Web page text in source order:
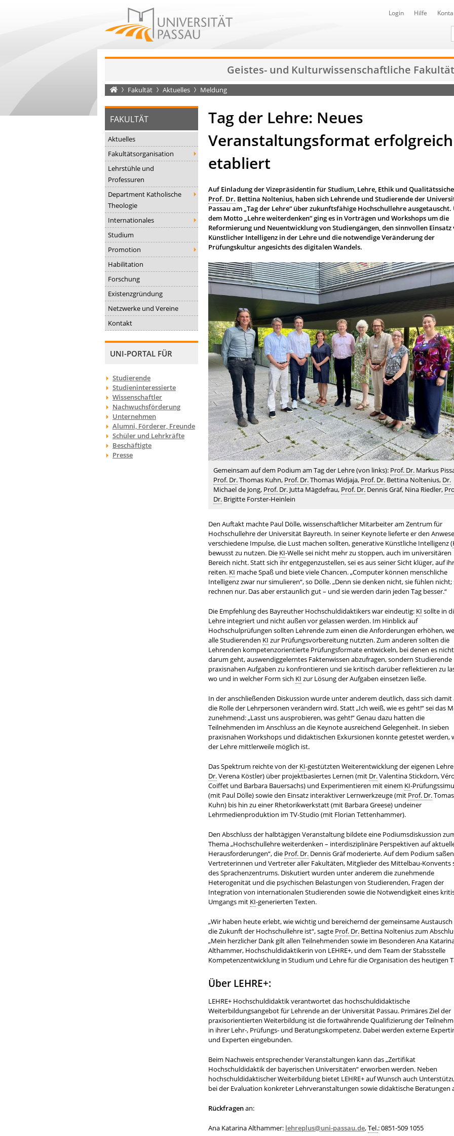
Login Hilfe
Geistes- und Kulturwissenschaftliche Fakultät
Startseite
Fakultät Aktuelles Meldung
FAKULTÄT
Aktuelles
Fakultätsorganisation
Lehrstühle und
Professuren
Department Katholische
Theologie
Internationales
Studium
Promotion
Habilitation
Forschung
Existenzgründung
Netzwerke und Vereine
Kontakt
UNI-PORTAL FÜR
Studierende
Studieninteressierte
Wissenschaftler
Nachwuchsförderung
Unternehmen
Alumni, Förderer, Freunde
Schüler und Lehrkräfte
Beschäftigte
Presse
Tag der Lehre: Neues
Veranstaltungsformat erfolgreich
etabliert
Auf Einladung der Vizepräsidentin für Studium, Lehre, Ethik und
Prof. Dr. Bettina Noltenius, haben sich Lehrende und Studierende der
Passau am „Tag der Lehre“ über zukunftsfähige Hochschullehre
dem Motto „Lehre weiterdenken“ ging es in Vorträgen und Workshops um die
Reformierung und Neuentwicklung von Studiengängen, den sinnvollen Einsatz
Künstlicher Intelligenz in der Lehre und die notwendige Veränderung der
Prüfungskultur angesichts des digitalen Wandels.
Gemeinsam auf dem Podium am Tag der Lehre (von links): Prof. Dr. Markus
Prof. Dr.Thomas Kuhn, Prof. Dr.Thomas Widjaja, Prof. Dr. Bettina Noltenius, Dr.
Michael de Jong, Prof. Dr. Jutta Mägdefrau, Prof. Dr. Dennis Gräf, Nina Riedler,
Dr. Brigitte Forster-Heinlein
Den Auftakt machte Paul Dölle, wissenschaftlicher Mitarbeiter am Zentrum für
Hochschullehre der Universität Bayreuth. In seiner Keynote lieferte er den
verschiedene Impulse, die Lust machen sollten, generative Künstliche Intelligenz (
bewusst zu nutzen. Die KI-Welle sei nicht mehr zu stoppen, auch im universitären
Bereich nicht. Statt sich ihr entgegenzustellen, sei es aus seiner Sicht klüger, auf
reiten. KI mache Spaß und biete viele Chancen. „Computer können menschliche
Intelligenz zwar nur simulieren“, so Dölle. „Denn sie denken nicht, sie fühlen nicht;
rechnen nur. Das aber erstaunlich gut – und sie werden darin jeden Tag besser.“
Die Empfehlung des Bayreuther Hochschuldidaktikers war eindeutig: KI sollte in
Lehre integriert und nicht außen vor gelassen werden. Im Hinblick auf
Hochschulprüfungen sollten Lehrende zum einen die Anforderungen erhöhen,
alle Studierenden KI zur Prüfungsvorbereitung nutzten. Zum anderen sollten die
Lehrenden kompetenzorientierte Prüfungsformate entwickeln, bei denen es nicht
darum geht, auswendiggelerntes Faktenwissen abzufragen, sondern
praxisnahen Aufgaben zu konfrontieren und sie kritisch darüber reflektieren zu
wo und in welcher Form sich KI zur Lösung der Aufgaben einsetzen ließe.
In der anschließenden Diskussion wurde unter anderem deutlich, dass sich damit
die Rolle der Lehrpersonen verändern wird. Statt „Ich weiß, wie es geht!“ sei das
zunehmend: „Lasst uns ausprobieren, was geht!“ Genau dazu hatten die
Teilnehmenden im Anschluss an die Keynote ausreichend Gelegenheit. In sieben
praxisnahen Workshops und didaktischen Exkursionen konnte getestet werden,
der Lehre mittlerweile möglich ist.
Das Spektrum reichte von der KI-gestützten Weiterentwicklung der eigenen
Dr.Verena Köstler) über projektbasiertes Lernen (mit Dr.Valentina Stickdorn,
Coiffet und Barbara Bauersachs) und Experimentieren mit einem KI-
(mit Paul Dölle) sowie den Einsatz interaktiver Lernwerkzeuge (mit Prof. Dr.Tomas
Kuhn) bis hin zu einer Rhetorikwerkstatt (mit Barbara Greese) undeiner
Lehrmedienproduktion im TV-Studio (mit Florian Tettenhammer).
Den Abschluss der halbtägigen Veranstaltung bildete eine Podiumsdiskussion
Thema „Hochschullehre weiterdenken – interdisziplinäre Perspektiven auf
Herausforderungen“, die Prof. Dr. Dennis Gräf moderierte. Auf dem Podium saßen
Vertreterinnen und Vertreter aller Fakultäten, Mitglieder des Mittelbau-Konvents
des Sprachenzentrums. Diskutiert wurden unter anderem die zunehmende
Heterogenität und die psychischen Belastungen von Studierenden, Fragen der
Integration von internationalen Studierenden sowie die Notwendigkeit eines
Umgangs mit KI-generierten Texten.
„Wir haben heute erlebt, wie wichtig und bereichernd der gemeinsame
die Zukunft der Hochschullehre ist“, sagte Prof. Dr. Bettina Noltenius zum
„Mein herzlicher Dank gilt allen Teilnehmenden sowie im Besonderen Ana
Althammer, Hochschuldidaktikerin von LEHRE+, und dem Team der Stabsstelle
Kompetenzentwicklung in Studium und Lehre für die Organisation des heutigen
Über LEHRE+:
LEHRE+ Hochschuldidaktik verantwortet das hochschuldidaktische
Weiterbildungsangebot für Lehrende an der Universität Passau. Primäres Ziel der
praxisorientierten Weiterbildung ist die fortwährende Qualifizierung der
in ihrer Lehr-, Prüfungs- und Beratungskompetenz. Dabei werden externe
und Experten eingebunden.
Beim Nachweis entsprechender Veranstaltungen kann das „Zertifikat
Hochschuldidaktik der bayerischen Universitäten“ erworben werden. Neben
hochschuldidaktischer Weiterbildung bietet LEHRE+ auf Wunsch auch
bei der Evaluation konkreter Lehrveranstaltungen sowie didaktische Beratungen
Rückfragenan:
Ana Katarina Althammer: lehreplus@uni-passau.de,Tel.: 0851-509 1055